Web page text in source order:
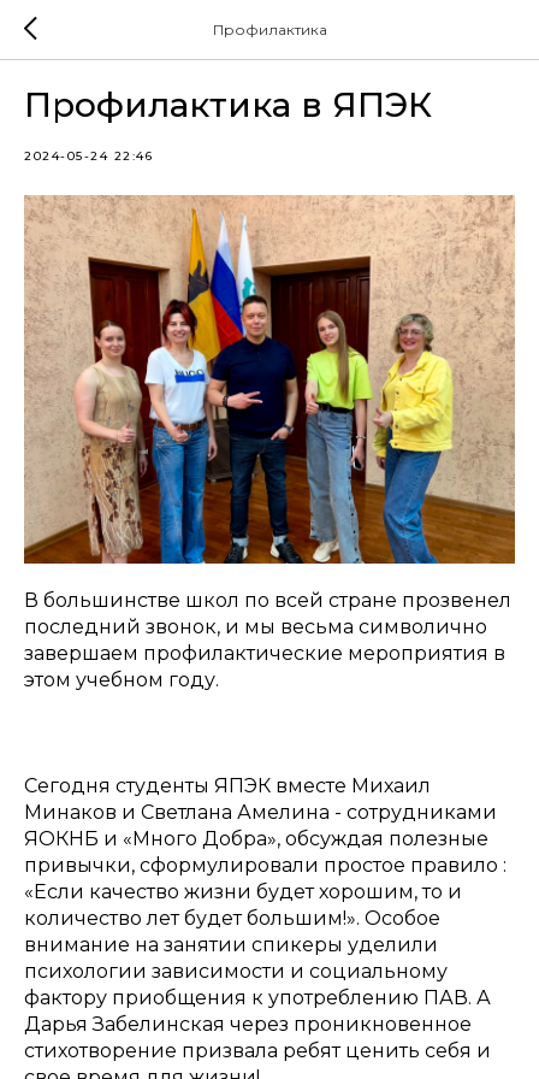
Профилактика
Профилактика в ЯПЭК
2024-05-24 22:46
В большинстве школ по всей стране прозвенел
последний звонок, и мы весьма символично
завершаем профилактические мероприятия в
этом учебном году.
Сегодня студенты ЯПЭК вместе Михаил
Минаков и Светлана Амелина - сотрудниками
ЯОКНБ и «Много Добра», обсуждая полезные
привычки, сформулировали простое правило :
«Если качество жизни будет хорошим, то и
количество лет будет большим!». Особое
внимание на занятии спикеры уделили
психологии зависимости и социальному
фактору приобщения к употреблению ПАВ. А
Дарья Забелинская через проникновенное
стихотворение призвала ребят ценить себя и